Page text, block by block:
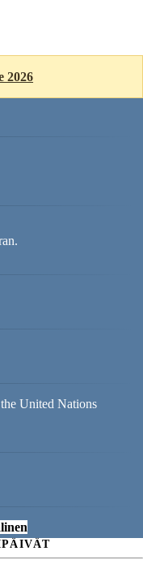
2026
United Nations